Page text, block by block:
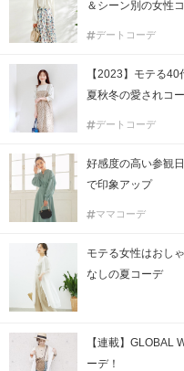
＆シーン別の女性
デートコーデ
【2023】モテる
夏秋冬の愛されコ
デートコーデ
好感度の高い参観
で印象アップ
ママコーデ
モテる女性はおし
なしの夏コーデ
【連載】GLOBAL
ーデ！